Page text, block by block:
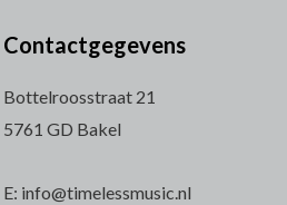
Contactgegevens
Bottelroosstraat 21
5761 GD Bakel
E: info@timelessmusic.nl